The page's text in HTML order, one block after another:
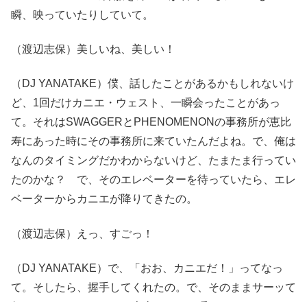
瞬、映っていたりしていて。
（渡辺志保）美しいね、美しい！
（DJ YANATAKE）僕、話したことがあるかもしれないけ
ど、1回だけカニエ・ウェスト、一瞬会ったことがあっ
て。それはSWAGGERとPHENOMENONの事務所が恵比
寿にあった時にその事務所に来ていたんだよね。で、俺は
なんのタイミングだかわからないけど、たまたま行ってい
たのかな？ で、そのエレベーターを待っていたら、エレ
ベーターからカニエが降りてきたの。
（渡辺志保）えっ、すごっ！
（DJ YANATAKE）で、「おお、カニエだ！」ってなっ
て。そしたら、握手してくれたの。で、そのままサーッて